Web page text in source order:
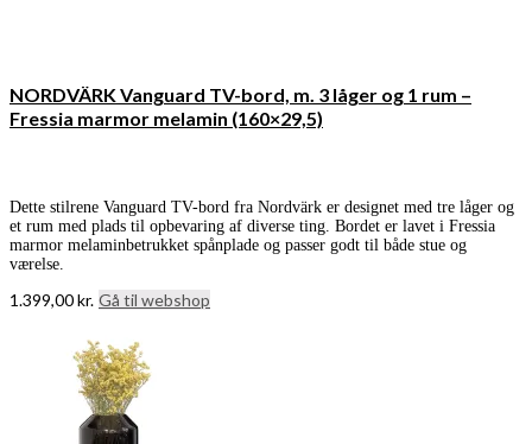
NORDVÄRK Vanguard TV-bord, m. 3 låger og 1 rum –
Fressia marmor melamin (160×29,5)
Dette stilrene Vanguard TV-bord fra Nordvärk er designet med tre låger og
et rum med plads til opbevaring af diverse ting. Bordet er lavet i Fressia
marmor melaminbetrukket spånplade og passer godt til både stue og
værelse.
1.399,00kr. Gå til webshop